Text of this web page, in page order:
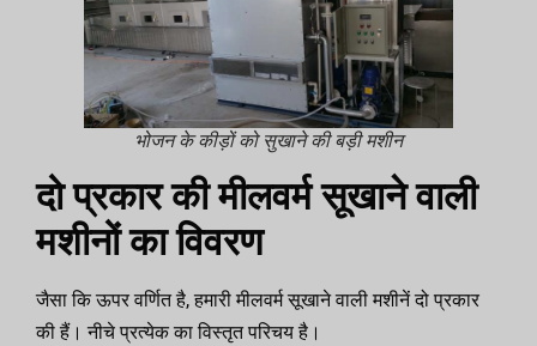
भोजन के कीड़ों को सुखाने की बड़ी मशीन
दो प्रकार की मीलवर्म सूखाने वाली
मशीनों का विवरण
जैसा कि ऊपर वर्णित है, हमारी मीलवर्म सूखाने वाली मशीनें दो प्रकार
की हैं। नीचे प्रत्येक का विस्तृत परिचय है।